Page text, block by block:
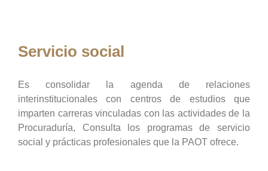
Servicio social
Es consolidar la agenda de relaciones
interinstitucionales con centros de estudios que
imparten carreras vinculadas con las actividades de la
Procuraduría, Consulta los programas de servicio
social y prácticas profesionales que la PAOT ofrece.